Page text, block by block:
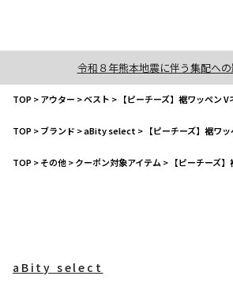
令和８年熊本地震に伴う集配へ
TOP>アウター >ベスト > 【ピーチーズ】裾ワッペン V
TOP>ブランド >aBity select > 【ピーチーズ】裾ワッペ
TOP>その他>クーポン対象アイテム > 【ピーチーズ】裾ワ
aBity select